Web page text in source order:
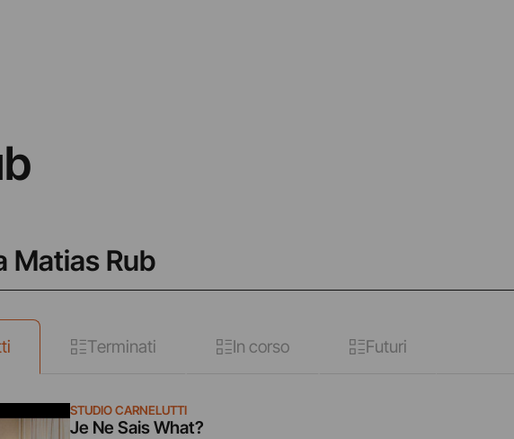
Matias Rub
Terminati In corso Futuri
STUDIO CARNELUTTI
Je Ne Sais What?